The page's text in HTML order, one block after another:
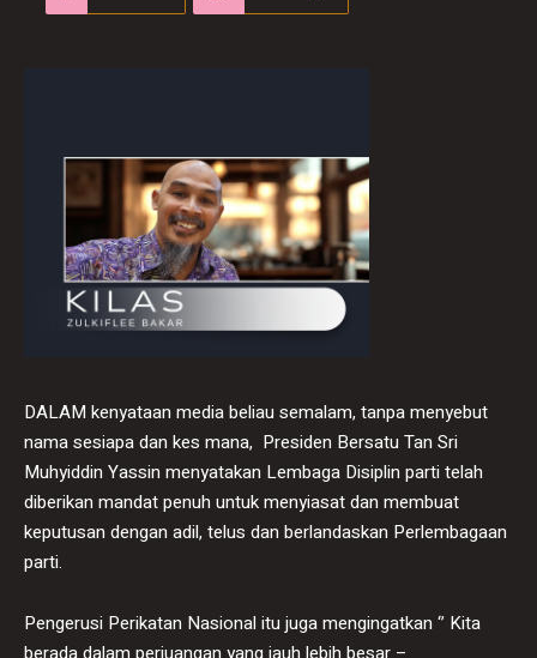
DALAM kenyataan media beliau semalam, tanpa menyebut
nama sesiapa dan kes mana, Presiden Bersatu Tan Sri
Muhyiddin Yassin menyatakan Lembaga Disiplin parti telah
diberikan mandat penuh untuk menyiasat dan membuat
keputusan dengan adil, telus dan berlandaskan Perlembagaan
parti.
Pengerusi Perikatan Nasional itu juga mengingatkan ‘’ Kita